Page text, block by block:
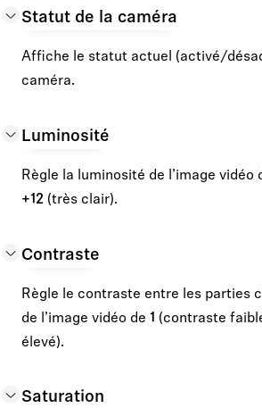
Statut de la caméra
Affiche le statut actuel (activé/
caméra.
Luminosité
Règle la luminosité de l’image vidéo
+12 (très clair).
Contraste
Règle le contraste entre les parties
de l’image vidéo de 1 (contraste
élevé).
Saturation